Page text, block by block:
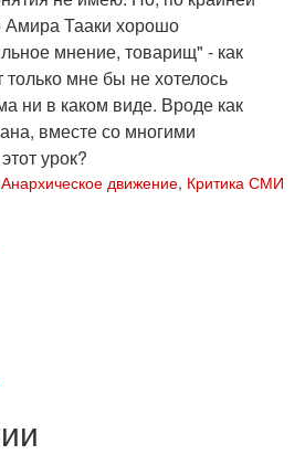
Амира Тааки хорошо
мнение, товарищ" - как
мне бы не хотелось
ни в каком виде. Вроде как
вместе со многими
урок?
Анархическое движение, Критика СМИ